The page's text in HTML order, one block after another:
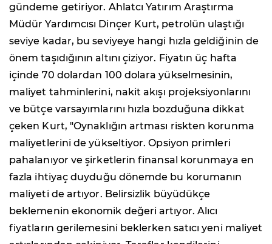
gündeme getiriyor. Ahlatcı Yatırım Araştırma
Müdür Yardımcısı Dinçer Kurt, petrolün ulaştığı
seviye kadar, bu seviyeye hangi hızla geldiğinin de
önem taşıdığının altını çiziyor. Fiyatın üç hafta
içinde 70 dolardan 100 dolara yükselmesinin,
maliyet tahminlerini, nakit akışı projeksiyonlarını
ve bütçe varsayımlarını hızla bozduğuna dikkat
çeken Kurt, "Oynaklığın artması riskten korunma
maliyetlerini de yükseltiyor. Opsiyon primleri
pahalanıyor ve şirketlerin finansal korunmaya en
fazla ihtiyaç duyduğu dönemde bu korumanın
maliyeti de artıyor. Belirsizlik büyüdükçe
beklemenin ekonomik değeri artıyor. Alıcı
fiyatların gerilemesini beklerken satıcı yeni maliyet